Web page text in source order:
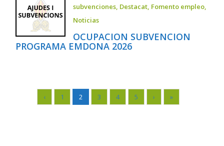
subvenciones, Destacat, Fomento empleo,
Noticias
OCUPACION SUBVENCION
PROGRAMA EMDONA 2026
‹ 1 2 3 4 5 › »